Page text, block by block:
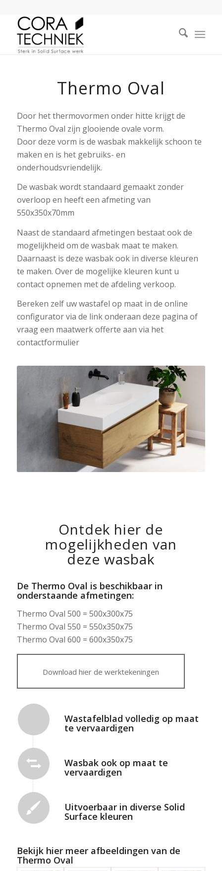
Thermo Oval
Door het thermovormen onder hitte krijgt de
Thermo Oval zijn glooiende ovale vorm.
Door deze vorm is de wasbak makkelijk schoon te
maken en is het gebruiks- en
onderhoudsvriendelijk.
De wasbak wordt standaard gemaakt zonder
overloop en heeft een afmeting van
550x350x70mm
Naast de standaard afmetingen bestaat ook de
mogelijkheid om de wasbak maat te maken.
Daarnaast is deze wasbak ook in diverse kleuren
te maken. Over de mogelijke kleuren kunt u
contact opnemen met de afdeling verkoop.
Bereken zelf uw wastafel op maat in de online
configurator via de link onderaan deze pagina of
vraag een maatwerk offerte aan via het
contactformulier
Ontdek hier de
mogelijkheden van
deze wasbak
De Thermo Oval is beschikbaar in
onderstaande afmetingen:
Thermo Oval 500 = 500x300x75
Thermo Oval 550 = 550x350x75
Thermo Oval 600 = 600x350x75
Download hier de werktekeningen
Wastafelblad volledig op maat
te vervaardigen
Wasbak ook op maat te
vervaardigen
Uitvoerbaar in diverse Solid
Surface kleuren
Bekijk hier meer afbeeldingen van de
Thermo Oval